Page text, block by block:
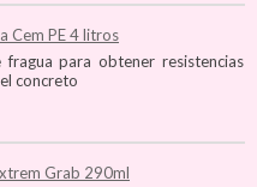
Cem PE 4 litros
fragua para obtener resistencias
concreto
Grab 290ml